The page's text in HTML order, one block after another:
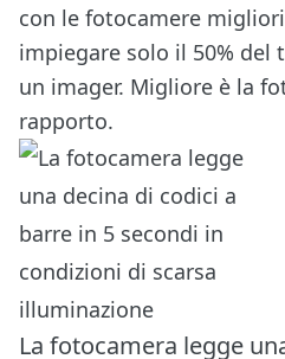
con le fotocamere
impiegare solo il 50%
un imager. Migliore è la
rapporto.
La fotocamera legge